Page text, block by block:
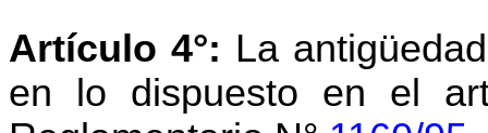
Artículo 4°: La
en lo dispuesto en el